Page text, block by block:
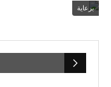
برعاية